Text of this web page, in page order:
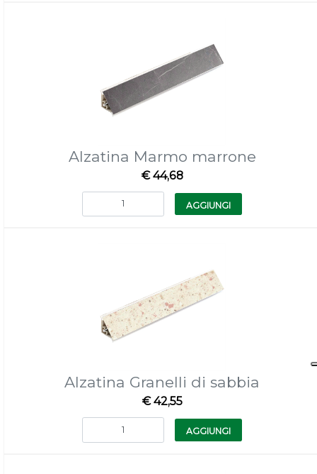
Alzatina Marmo marrone
€ 44,68
Quantità
AGGIUNGI
Alzatina Granelli di sabbia
€ 42,55
Quantità
AGGIUNGI